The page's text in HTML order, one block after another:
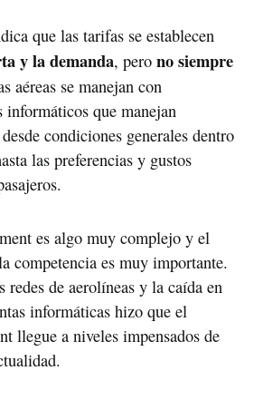
que las tarifas se establecen
y la demanda, pero no siempre
aéreas se manejan con
informáticos que manejan
condiciones generales dentro
las preferencias y gustos
es algo muy complejo y el
competencia es muy importante.
de aerolíneas y la caída en
informáticas hizo que el
llegue a niveles impensados de